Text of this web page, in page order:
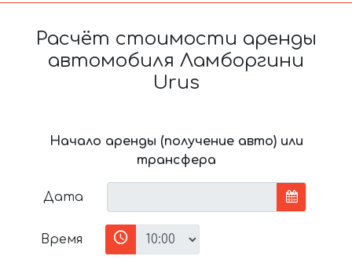
Расчёт стоимости аренды
автомобиля Ламборгини
Urus
Начало аренды (получение авто) или
трансфера
Дата
Время